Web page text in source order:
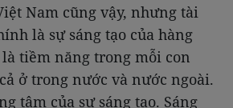
Nam cũng vậy, nhưng tài
là sự sáng tạo của hàng
tiềm năng trong mỗi con
ở trong nước và nước ngoài.
tâm của sự sáng tạo. Sáng